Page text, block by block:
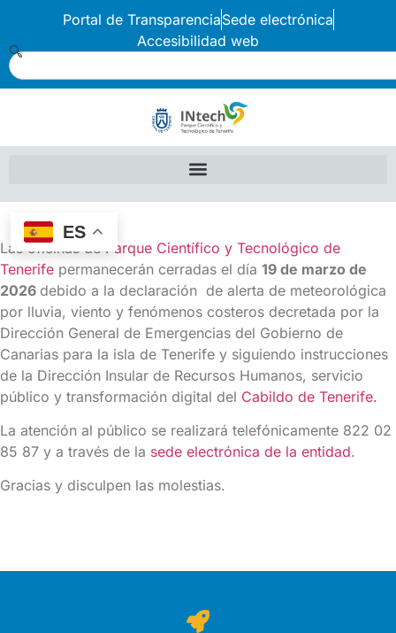
Portal de TransparenciaSede electrónica
Accesibilidad web
ES
Las oficinas deParque Científico y Tecnológico de
Tenerife permanecerán cerradas el día 19 de marzo de
2026 debido a la declaración de alerta de meteorológica
por lluvia, viento y fenómenos costeros decretada por la
Dirección General de Emergencias del Gobierno de
Canarias para la isla de Tenerife y siguiendo instrucciones
de la Dirección Insular de Recursos Humanos, servicio
público y transformación digital del Cabildo de Tenerife.
La atención al público se realizará telefónicamente 822 02
85 87 y a través de la sede electrónica de la entidad.
Gracias y disculpen las molestias.